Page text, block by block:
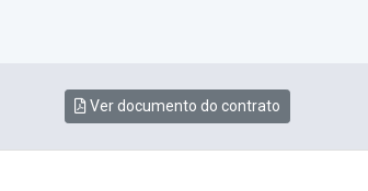
Ver documento do contrato